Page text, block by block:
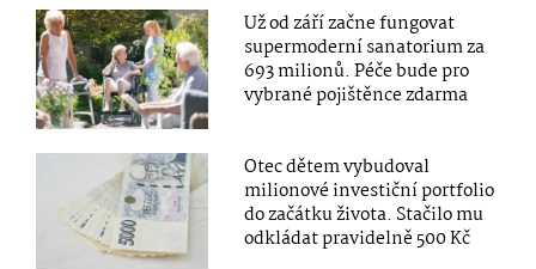
Už od září začne fungovat
supermoderní sanatorium za
693 milionů. Péče bude pro
vybrané pojištěnce zdarma
Otec dětem vybudoval
milionové investiční portfolio
do začátku života. Stačilo mu
odkládat pravidelně 500 Kč